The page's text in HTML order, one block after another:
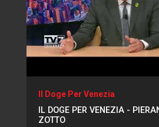
Il Doge Per Venezia
IL DOGE PER VENEZIA -
ZOTTO